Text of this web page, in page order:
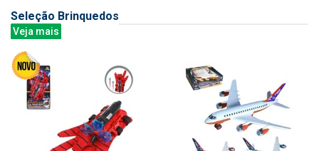
Seleção Brinquedos
Veja mais